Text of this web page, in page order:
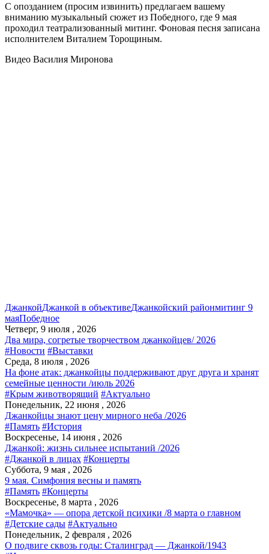
С опозданием (просим извинить) предлагаем вашему
вниманию музыкальный сюжет из Победного, где 9 мая
проходил театрализованный митинг. Фоновая песня записана
исполнителем Виталием Торощиным.
Видео Василия Миронова
ДжанкойДжанкой в объективеДжанкойский районмитинг 9
маяПобедное
Четверг, 9 июля , 2026
Два мира, согретые творчеством джанкойцев/ 2026
#Новости #Выставки
Среда, 8 июля , 2026
На фоне атак: джанкойцы поддерживают друг друга и хранят
семейные ценности /июль 2026
#Крым животворящий #Актуально
Понедельник, 22 июня , 2026
Джанкойцы знают цену мирного неба /2026
#Память #История
Воскресенье, 14 июня , 2026
Джанкой: жизнь сильнее испытаний /2026
#Джанкой в лицах #Концерты
Суббота, 9 мая , 2026
9 мая. Симфония весны и память
#Память #Концерты
Воскресенье, 8 марта , 2026
«Мамочка» — опора детской психики /8 марта о главном
#Детские сады #Актуально
Понедельник, 2 февраля , 2026
О подвиге сквозь годы: Сталинград — Джанкой/1943